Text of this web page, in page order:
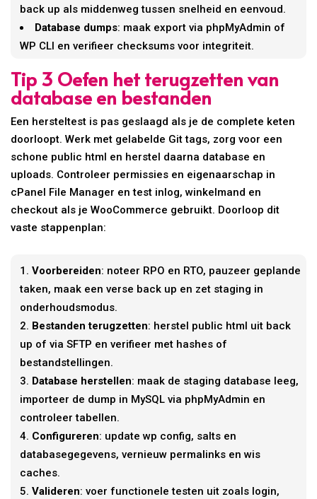
back up als middenweg tussen snelheid en eenvoud.
Database dumps: maak export via phpMyAdmin of
WP CLI en verifieer checksums voor integriteit.
Tip 3 Oefen het terugzetten van
database en bestanden
Een hersteltest is pas geslaagd als je de complete keten
doorloopt. Werk met gelabelde Git tags, zorg voor een
schone public html en herstel daarna database en
uploads. Controleer permissies en eigenaarschap in
cPanel File Manager en test inlog, winkelmand en
checkout als je WooCommerce gebruikt. Doorloop dit
vaste stappenplan:
Voorbereiden: noteer RPO en RTO, pauzeer geplande
taken, maak een verse back up en zet staging in
onderhoudsmodus.
Bestanden terugzetten: herstel public html uit back
up of via SFTP en verifieer met hashes of
bestandstellingen.
Database herstellen: maak de staging database leeg,
importeer de dump in MySQL via phpMyAdmin en
controleer tabellen.
Configureren: update wp config, salts en
databasegegevens, vernieuw permalinks en wis
caches.
Valideren: voer functionele testen uit zoals login,